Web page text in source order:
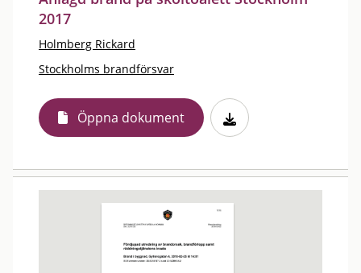
2017
Holmberg Rickard
Stockholms brandförsvar
Öppna dokument